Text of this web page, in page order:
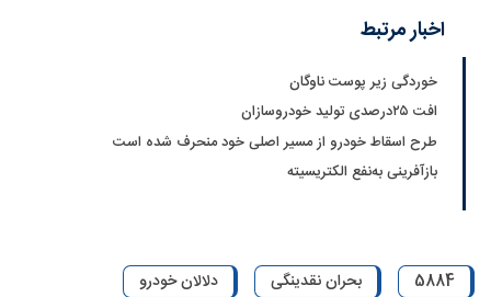
اخبار مرتبط
خوردگی زیر پوست ناوگان
افت ۲۵‌درصدی تولید خودروسازان
طرح اسقاط خودرو از مسیر اصلی خود منحرف شده است
بازآفرینی به‌نفع الکتریسیته
5884 بحران نقدینگی
دلالان خودرو